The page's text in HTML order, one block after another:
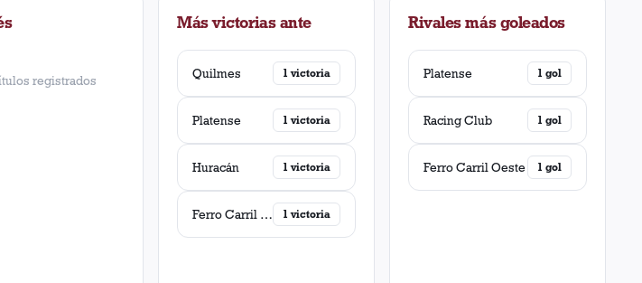
registrados
Más victorias ante
Quilmes 1 victoria
Platense 1 victoria
Huracán 1 victoria
Ferro Carril Oeste 1 victoria
Rivales más goleados
Platense 1 gol
Racing Club 1 gol
Ferro Carril Oeste 1 gol